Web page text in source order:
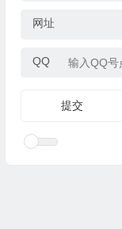
网址
QQ